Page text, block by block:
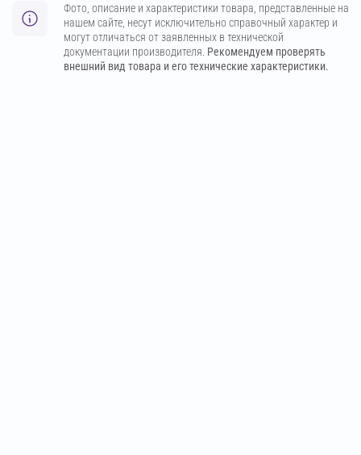
Фото, описание и характеристики товара, представленные на
нашем сайте, несут исключительно справочный характер и
могут отличаться от заявленных в технической
документации производителя. Рекомендуем проверять
внешний вид товара и его технические характеристики.